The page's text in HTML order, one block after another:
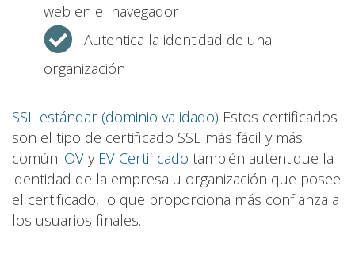
web en el navegador
Autentica la identidad de una
organización
SSL estándar (dominio validado) Estos certificados
son el tipo de certificado SSL más fácil y más
común. OV y EV Certificado también autentique la
identidad de la empresa u organización que posee
el certificado, lo que proporciona más confianza a
los usuarios finales.